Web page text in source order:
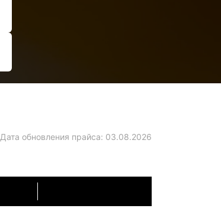
Дата обновления прайса: 03.08.2026